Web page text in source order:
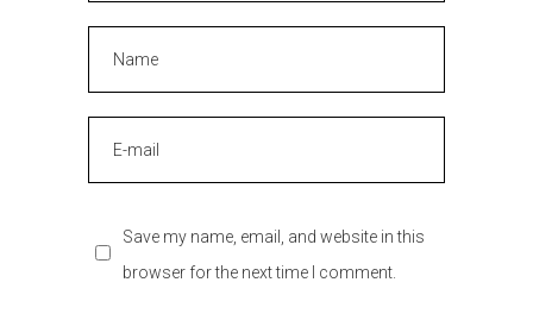
Save my name, email, and website in this
browser for the next time I comment.